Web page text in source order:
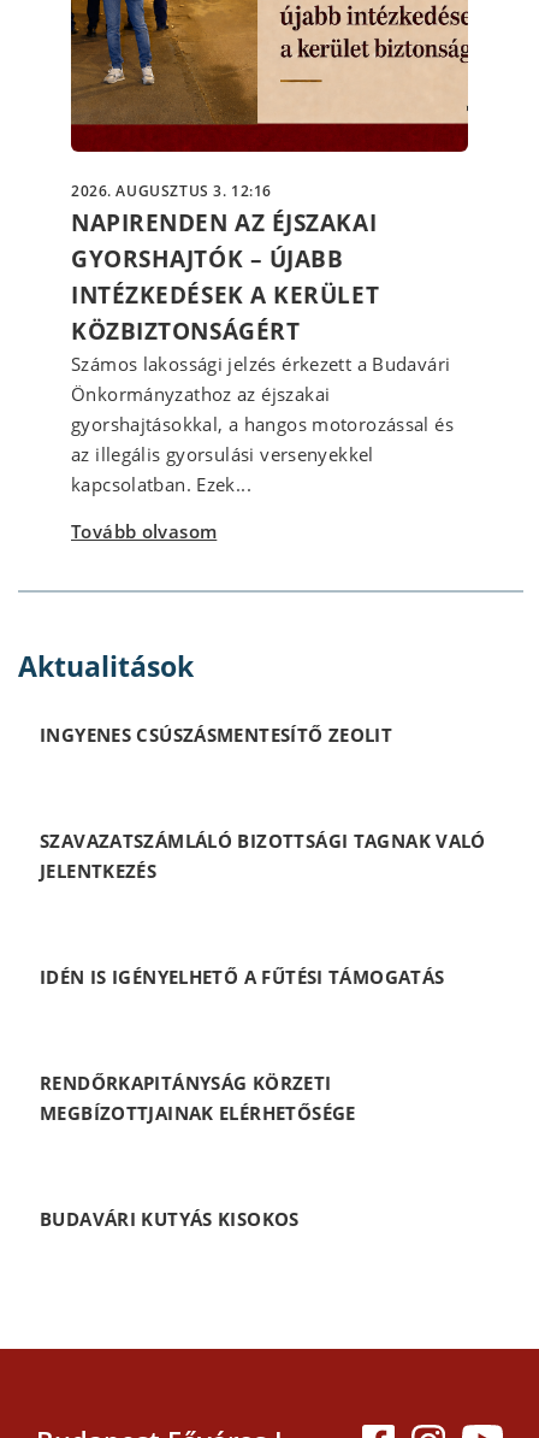
2026. AUGUSZTUS 3. 12:16
NAPIRENDEN AZ ÉJSZAKAI
GYORSHAJTÓK – ÚJABB
INTÉZKEDÉSEK A KERÜLET
KÖZBIZTONSÁGÉRT
Számos lakossági jelzés érkezett a Budavári
Önkormányzathoz az éjszakai
gyorshajtásokkal, a hangos motorozással és
az illegális gyorsulási versenyekkel
kapcsolatban. Ezek...
Tovább olvasom
Aktualitások
INGYENES CSÚSZÁSMENTESÍTŐ ZEOLIT
SZAVAZATSZÁMLÁLÓ BIZOTTSÁGI TAGNAK VALÓ
JELENTKEZÉS
IDÉN IS IGÉNYELHETŐ A FŰTÉSI TÁMOGATÁS
RENDŐRKAPITÁNYSÁG KÖRZETI
MEGBÍZOTTJAINAK ELÉRHETŐSÉGE
BUDAVÁRI KUTYÁS KISOKOS